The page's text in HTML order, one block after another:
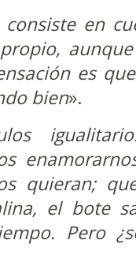
en
es
bien».
quieran;
el bote
Pero